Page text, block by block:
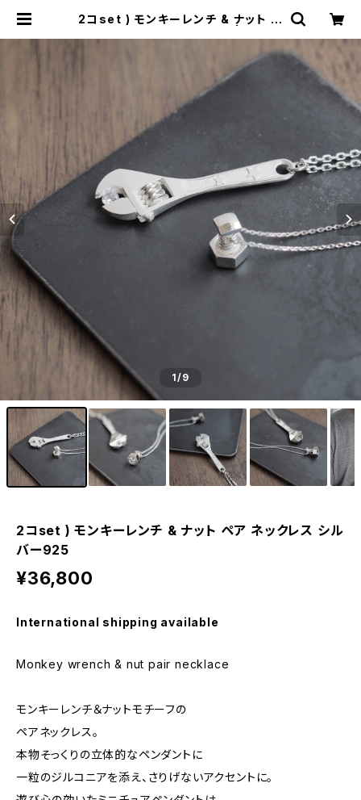
2コset ) モンキーレンチ & ナット ペ
1/9
2コset ) モンキーレンチ & ナット ペア ネックレス シル
バー925
¥36,800
International shipping available
Monkey wrench & nut pair necklace
モンキーレンチ＆ナットモチーフの
ペアネックレス。
本物そっくりの立体的なペンダントに
一粒のジルコニアを添え、さりげないアクセントに。